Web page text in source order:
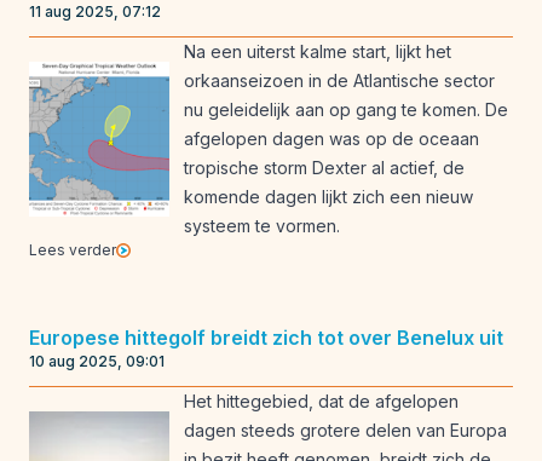
11 aug 2025, 07:12
Na een uiterst kalme start, lijkt het
orkaanseizoen in de Atlantische sector
nu geleidelijk aan op gang te komen. De
afgelopen dagen was op de oceaan
tropische storm Dexter al actief, de
komende dagen lijkt zich een nieuw
systeem te vormen.
Lees verder
Europese hittegolf breidt zich tot over Benelux uit
10 aug 2025, 09:01
Het hittegebied, dat de afgelopen
dagen steeds grotere delen van Europa